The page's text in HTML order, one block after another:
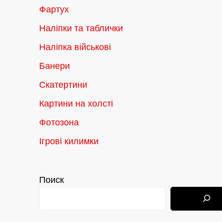
Фартух
Наліпки та таблички
Наліпка військові
Банери
Скатертини
Картини на холсті
Фотозона
Ігрові килимки
Поиск